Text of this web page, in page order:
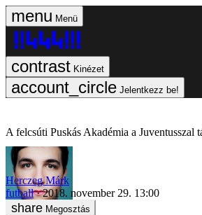
Menü
Kinézet
Jelentkezz be!
A felcsúti Puskás Akadémia a Juventusszal
Herczeg Márk
futball
2018. november 29. 13:00
Megosztás